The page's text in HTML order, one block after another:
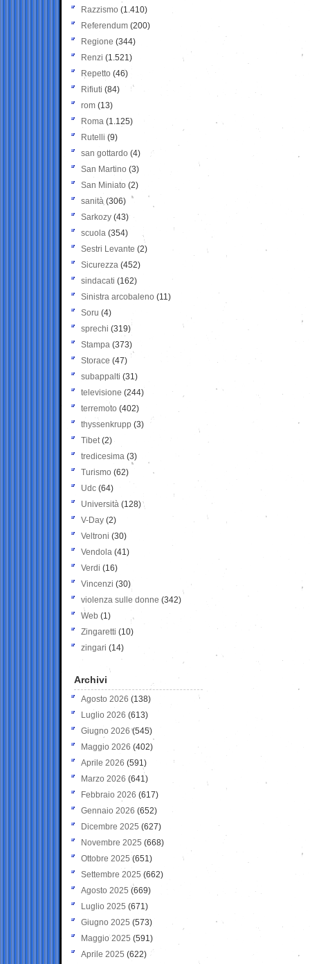
Razzismo (1.410)
Referendum (200)
Regione (344)
Renzi (1.521)
Repetto (46)
Rifiuti (84)
rom (13)
Roma (1.125)
Rutelli (9)
san gottardo (4)
San Martino (3)
San Miniato (2)
sanità (306)
Sarkozy (43)
scuola (354)
Sestri Levante (2)
Sicurezza (452)
sindacati (162)
Sinistra arcobaleno (11)
Soru (4)
sprechi (319)
Stampa (373)
Storace (47)
subappalti (31)
televisione(244)
terremoto (402)
thyssenkrupp (3)
Tibet(2)
tredicesima (3)
Turismo (62)
Udc (64)
Università (128)
V-Day (2)
Veltroni (30)
Vendola (41)
Verdi (16)
Vincenzi (30)
violenza sulle donne (342)
Web (1)
Zingaretti (10)
zingari (14)
Archivi
Agosto 2026 (138)
Luglio 2026 (613)
Giugno 2026 (545)
Maggio 2026 (402)
Aprile 2026 (591)
Marzo 2026 (641)
Febbraio 2026 (617)
Gennaio 2026 (652)
Dicembre 2025 (627)
Novembre 2025 (668)
Ottobre 2025 (651)
Settembre 2025 (662)
Agosto 2025 (669)
Luglio 2025 (671)
Giugno 2025 (573)
Maggio 2025 (591)
Aprile 2025 (622)